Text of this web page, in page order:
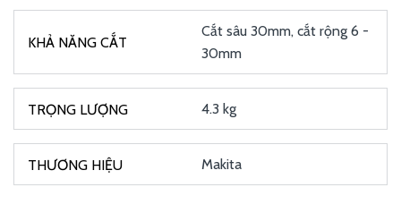
Cắt sâu 30mm, cắt rộng 6 -
30mm
4.3 kg
Makita